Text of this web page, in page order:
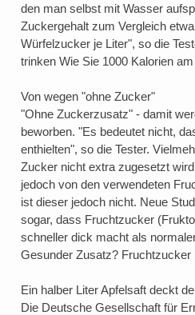
den man selbst mit Wasser
Zuckergehalt zum Vergleich
Würfelzucker je Liter", so die
trinken Wie Sie 1000 Kalorien
Von wegen "ohne Zucker"
"Ohne Zuckerzusatz" - damit
beworben. "Es bedeutet nicht,
enthielten", so die Tester.
Zucker nicht extra zugesetzt
jedoch von den verwendeten
ist dieser jedoch nicht. Neue
sogar, dass Fruchtzucker
schneller dick macht als
Gesunder Zusatz?
Ein halber Liter Apfelsaft deckt
Die Deutsche Gesellschaft für